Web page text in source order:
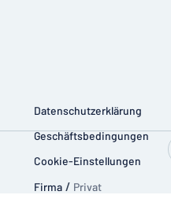
Datenschutzerklärung
Geschäftsbedingungen
Cookie-Einstellungen
Firma / Privat